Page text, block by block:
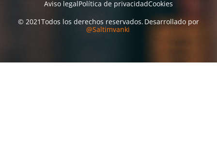
Aviso legalPolítica de privacidadCookies
© 2021Todos los derechos reservados. Desarrollado por
@Saltimvanki